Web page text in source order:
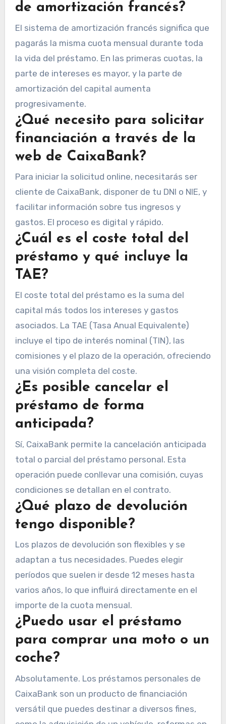
de amortización francés?
El sistema de amortización francés significa que
pagarás la misma cuota mensual durante toda
la vida del préstamo. En las primeras cuotas, la
parte de intereses es mayor, y la parte de
amortización del capital aumenta
progresivamente.
¿Qué necesito para solicitar
financiación a través de la
web de CaixaBank?
Para iniciar la solicitud online, necesitarás ser
cliente de CaixaBank, disponer de tu DNI o NIE, y
facilitar información sobre tus ingresos y
gastos. El proceso es digital y rápido.
¿Cuál es el coste total del
préstamo y qué incluye la
TAE?
El coste total del préstamo es la suma del
capital más todos los intereses y gastos
asociados. La TAE (Tasa Anual Equivalente)
incluye el tipo de interés nominal (TIN), las
comisiones y el plazo de la operación, ofreciendo
una visión completa del coste.
¿Es posible cancelar el
préstamo de forma
anticipada?
Sí, CaixaBank permite la cancelación anticipada
total o parcial del préstamo personal. Esta
operación puede conllevar una comisión, cuyas
condiciones se detallan en el contrato.
¿Qué plazo de devolución
tengo disponible?
Los plazos de devolución son flexibles y se
adaptan a tus necesidades. Puedes elegir
períodos que suelen ir desde 12 meses hasta
varios años, lo que influirá directamente en el
importe de la cuota mensual.
¿Puedo usar el préstamo
para comprar una moto o un
coche?
Absolutamente. Los préstamos personales de
CaixaBank son un producto de financiación
versátil que puedes destinar a diversos fines,